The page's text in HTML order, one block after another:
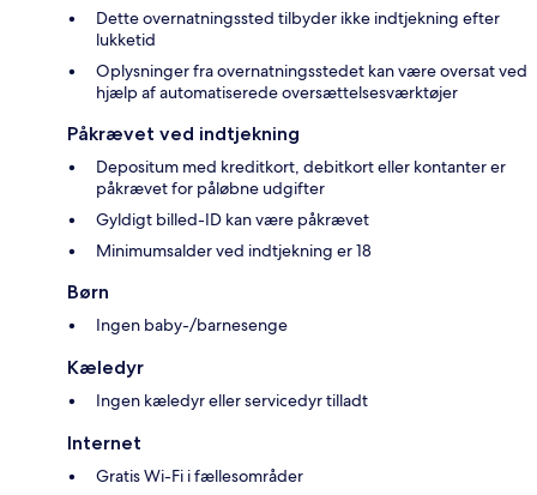
Dette overnatningssted tilbyder ikke indtjekning efter
lukketid
Oplysninger fra overnatningsstedet kan være oversat ved
hjælp af automatiserede oversættelsesværktøjer
Påkrævet ved indtjekning
Depositum med kreditkort, debitkort eller kontanter er
påkrævet for påløbne udgifter
Gyldigt billed-ID kan være påkrævet
Minimumsalder ved indtjekning er 18
Børn
Ingen baby-/barnesenge
Kæledyr
Ingen kæledyr eller servicedyr tilladt
Internet
Gratis Wi-Fi i fællesområder